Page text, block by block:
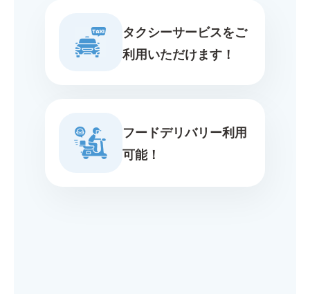
タクシーサービスをご
利用いただけます！
フードデリバリー利用
可能！